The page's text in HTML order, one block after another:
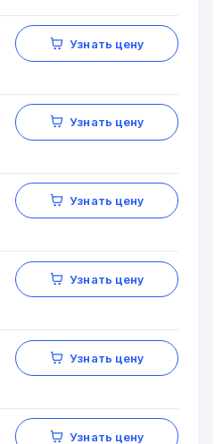
Узнать цену
Узнать цену
Узнать цену
Узнать цену
Узнать цену
Узнать цену